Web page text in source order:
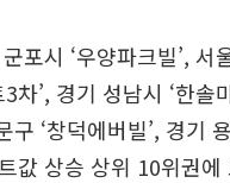
포시 ‘우양파크빌’, 서
차’, 경기 성남시 ‘한솔
구 ‘창덕에버빌’, 경기
값 상승 상위 10위권에